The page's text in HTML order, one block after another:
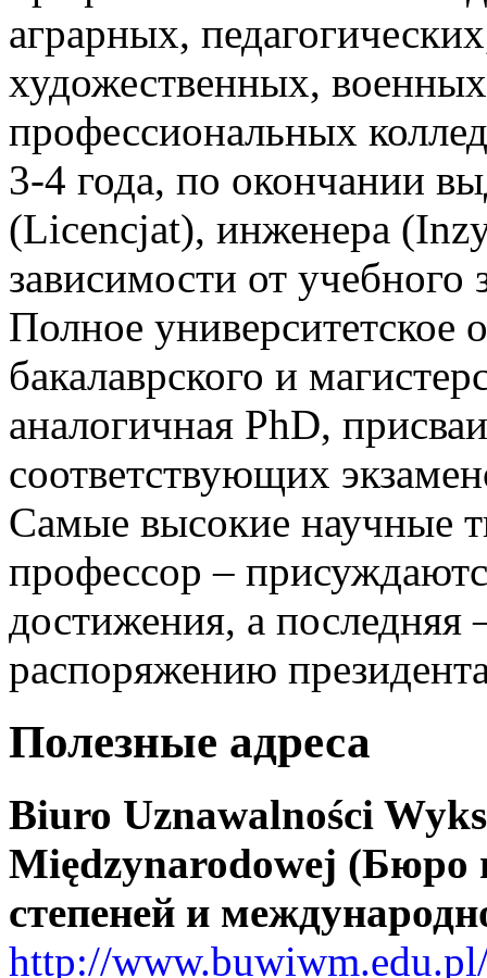
аграрных,
художественных,
профессиональных
3-4 года, по окончании
(Licencjat), инженера
зависимости от учебного
Полное университетское
бакалаврского и
аналогичная PhD,
соответствующих
Самые высокие научные
профессор –
достижения, а последняя
распоряжению
Полезные адреса
Biuro Uznawalności
Międzynarodowej (Бюро
степеней и
http://